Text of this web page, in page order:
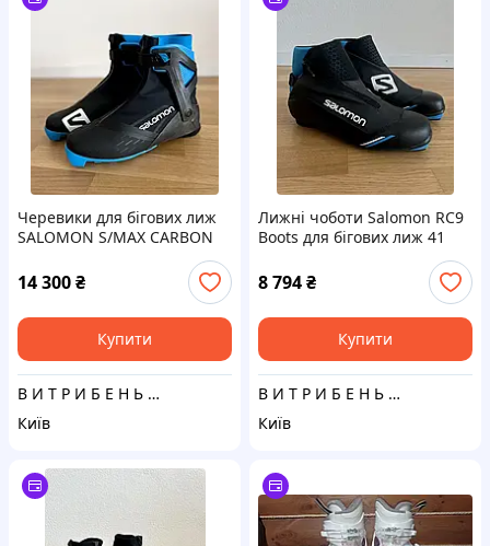
Черевики для бігових лиж
SALOMON S/MAX CARBON
14 300₴
Купити
В И Т Р И Б Е Н Ь К И
Київ
Лижні чоботи Salomon RC9
Boots для бігових лиж 41
8 794₴
Купити
В И Т Р И Б Е Н Ь К И
Київ